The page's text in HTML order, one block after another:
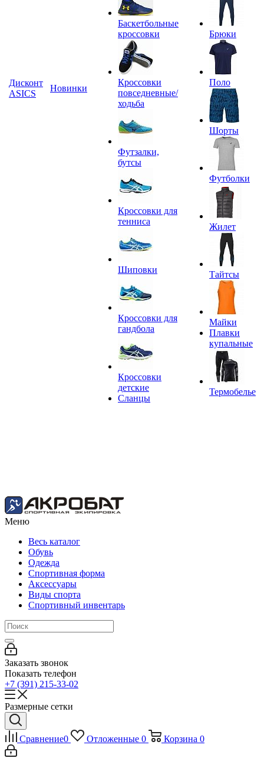
Дисконт
ASICS
Новинки
Баскетбольные
кроссовки
Кроссовки
повседневные/
ходьба
Футзалки,
бутсы
Кроссовки для
тенниса
Шиповки
Кроссовки для
гандбола
Кроссовки
детские
Сланцы
Брюки
Поло
Шорты
Футболки
Жилет
Тайтсы
Майки
Плавки
купальные
Термобелье
Меню
Весь каталог
Обувь
Одежда
Спортивная форма
Аксессуары
Виды спорта
Спортивный инвентарь
Заказать звонок
Показать телефон
+7 (391) 215-33-02
Размерные сетки
Сравнение0 Отложенные 0 Корзина 0